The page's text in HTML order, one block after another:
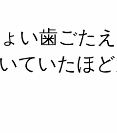
い歯ごた
ていたほ